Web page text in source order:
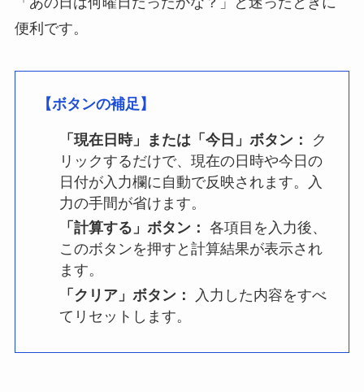
便利です。
【ボタンの補足】
「現在日時」または「今日」ボタン：
ク
リックするだけで、現在の日時や今日の
日付が入力欄に自動で反映されます。入
力の手間が省けます。
「計算する」ボタン： 各項目を入力後、
このボタンを押すと計算結果が表示され
ます。
「クリア」ボタン：
入力した内容をすべ
てリセットします。